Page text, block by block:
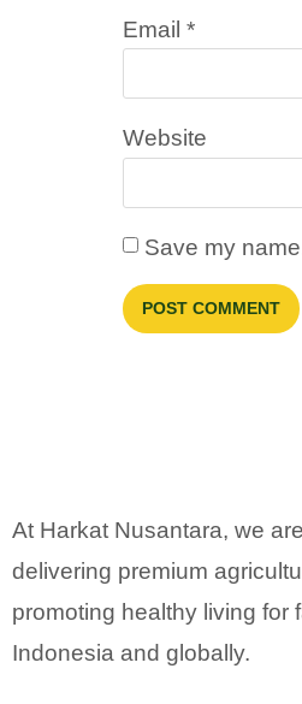
Email *
Website
Save my
At Harkat Nusantara, we
delivering premium
promoting healthy living for
Indonesia and globally.